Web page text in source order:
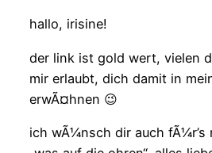
hallo, irisine!
der link ist gold wert, vielen
mir erlaubt, dich damit in
erwÃ¤hnen 😉
ich wÃ¼nsch dir auch fÃ¼r’s